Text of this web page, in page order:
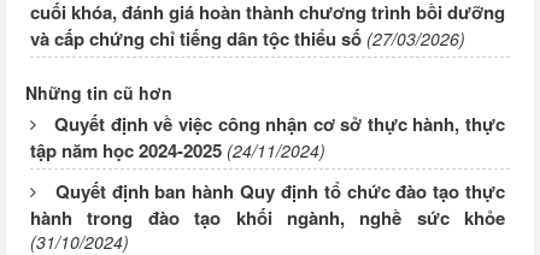
cuối khóa, đánh giá hoàn thành chương trình bồi dưỡng
và cấp chứng chỉ tiếng dân tộc thiểu số (27/03/2026)
Những tin cũ hơn
Quyết định về việc công nhận cơ sở thực hành, thực
tập năm học 2024-2025 (24/11/2024)
Quyết định ban hành Quy định tổ chức đào tạo thực
hành trong đào tạo khối ngành, nghề sức khỏe
(31/10/2024)